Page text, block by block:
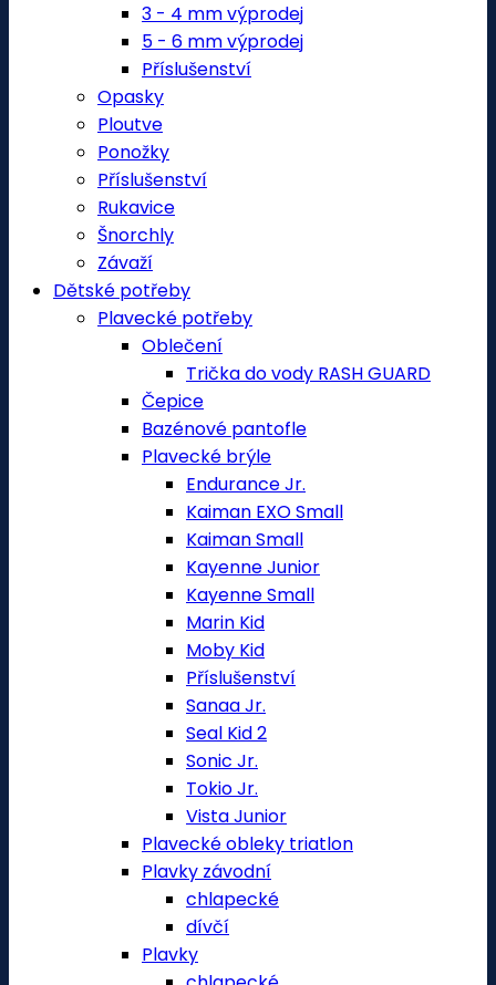
3 - 4 mm výprodej
5 - 6 mm výprodej
Příslušenství
Opasky
Ploutve
Ponožky
Příslušenství
Rukavice
Šnorchly
Závaží
Dětské potřeby
Plavecké potřeby
Oblečení
Trička do vody RASH GUARD
Čepice
Bazénové pantofle
Plavecké brýle
Endurance Jr.
Kaiman EXO Small
Kaiman Small
Kayenne Junior
Kayenne Small
Marin Kid
Moby Kid
Příslušenství
Sanaa Jr.
Seal Kid 2
Sonic Jr.
Tokio Jr.
Vista Junior
Plavecké obleky triatlon
Plavky závodní
chlapecké
dívčí
Plavky